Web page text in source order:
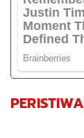
PERISTIWA